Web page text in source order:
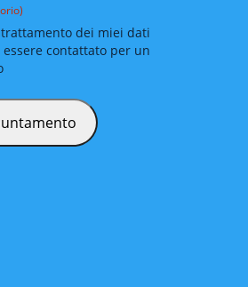
dei miei dati
contattato per un